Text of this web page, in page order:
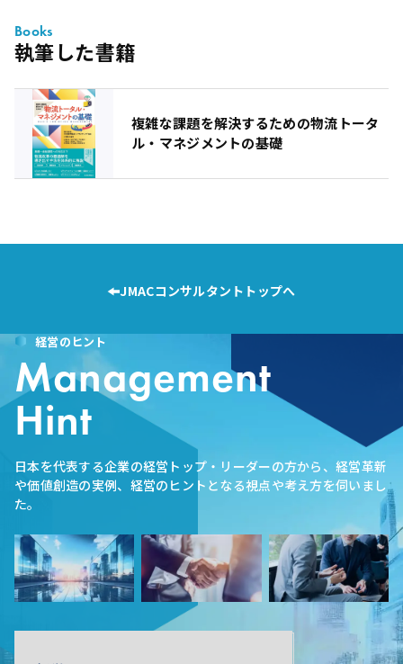
執筆した書籍
Books
複雑な課題を解決するための物流トータ
ル・マネジメントの基礎
JMACコンサルタントトップへ
経営のヒント
Management
Hint
日本を代表する企業の経営トップ・リーダーの方から、経営革新
や価値創造の実例、経営のヒントとなる視点や考え方を伺いまし
た。